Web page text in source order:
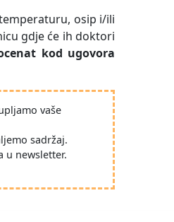
osip i/ili
gdje će ih doktori
kod ugovora
vaše
sadržaj.
u newsletter.